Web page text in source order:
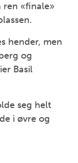
ren «finale»
hender, men
og
Basil
seg helt
i øvre og